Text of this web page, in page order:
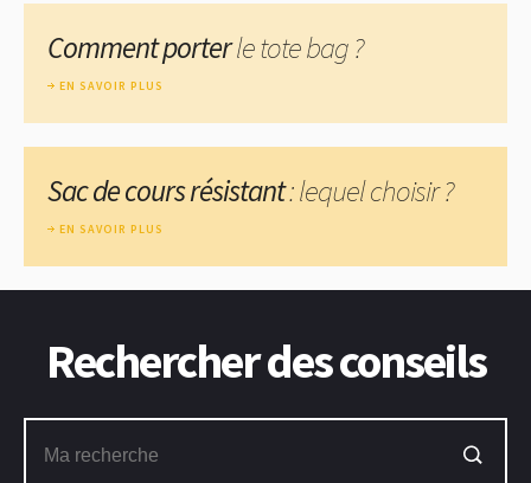
Comment porterle tote bag ?
EN SAVOIR PLUS
Sac de cours résistant: lequel choisir ?
EN SAVOIR PLUS
Rechercher des conseils